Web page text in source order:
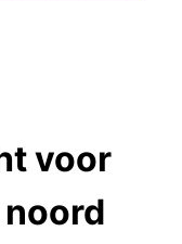
voor